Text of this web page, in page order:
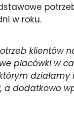
w roku.
placówki w
a dodatkowo